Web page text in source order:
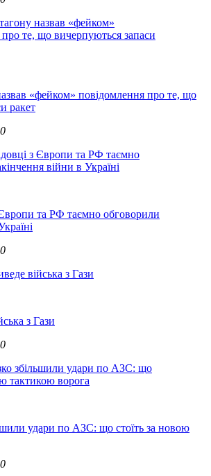
«фейком» повідомлення про те, що
ракет
0
та РФ таємно обговорили
0
з Гази
0
удари по АЗС: що стоїть за новою
0